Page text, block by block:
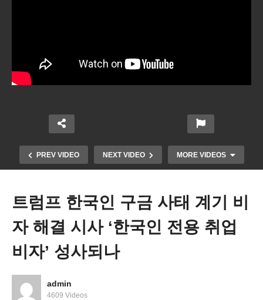
PREV VIDEO NEXT VIDEO MORE VIDEOS
북버지니아 표심 민주당 선택, 미 하원 권력 균형 변
트럼프 한국인 구금 사태 계기 비
자 해결 시사 ‘한국인 전용 취업
비자’ 성사되나
admin
4609 Videos